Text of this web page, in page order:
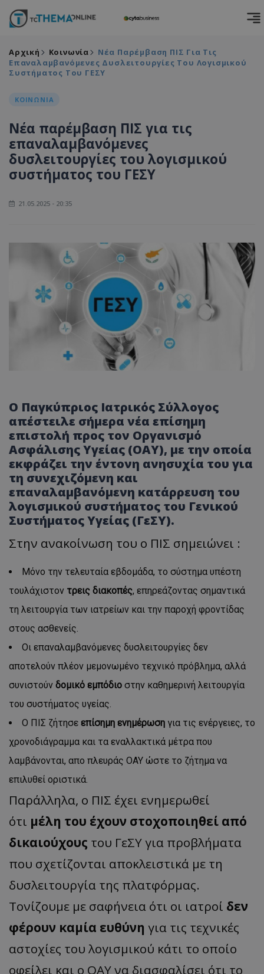
Αρχική Κοινωνία
Νέα Παρέμβαση ΠΙΣ Για Τις
Επαναλαμβανόμενες Δυσλειτουργίες Του Λογισμικού
Συστήματος Του ΓΕΣΥ
ΚΟΙΝΩΝΙΑ
Νέα παρέμβαση ΠΙΣ για τις
επαναλαμβανόμενες
δυσλειτουργίες του λογισμικού
συστήματος του ΓΕΣΥ
21.05.2025 - 20:35
Ο Παγκύπριος Ιατρικός Σύλλογος
απέστειλε σήμερα νέα επίσημη
επιστολή προς τον Οργανισμό
Ασφάλισης Υγείας (ΟΑΥ), με την οποία
εκφράζει την έντονη ανησυχία του για
τη συνεχιζόμενη και
επαναλαμβανόμενη κατάρρευση του
λογισμικού συστήματος του Γενικού
Συστήματος Υγείας (ΓεΣΥ).
Στην ανακοίνωση του ο ΠΙΣ σημειώνει :
Μόνο την τελευταία εβδομάδα, το σύστημα υπέστη
τουλάχιστον τρεις διακοπές, επηρεάζοντας σημαντικά
τη λειτουργία των ιατρείων και την παροχή φροντίδας
στους ασθενείς.
Οι επαναλαμβανόμενες δυσλειτουργίες δεν
αποτελούν πλέον μεμονωμένο τεχνικό πρόβλημα, αλλά
συνιστούν δομικό εμπόδιο στην καθημερινή λειτουργία
του συστήματος υγείας.
Ο ΠΙΣ ζήτησε επίσημη ενημέρωση για τις ενέργειες, το
χρονοδιάγραμμα και τα εναλλακτικά μέτρα που
λαμβάνονται, απο πλευράς ΟΑΥ ώστε το ζήτημα να
επιλυθεί οριστικά.
Παράλληλα, ο ΠΙΣ έχει ενημερωθεί
ότι μέλη του έχουν στοχοποιηθεί από
δικαιούχους του ΓεΣΥ για προβλήματα
που σχετίζονται αποκλειστικά με τη
δυσλειτουργία της πλατφόρμας.
Τονίζουμε με σαφήνεια ότι οι ιατροί δεν
φέρουν καμία ευθύνη για τις τεχνικές
αστοχίες του λογισμικού κάτι το οποίο
οφείλει και ο ΟΑΥ να διασφαλίσει ότι το